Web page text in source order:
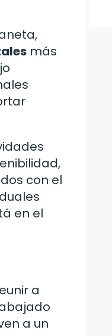
más
con el
en el
a
a un